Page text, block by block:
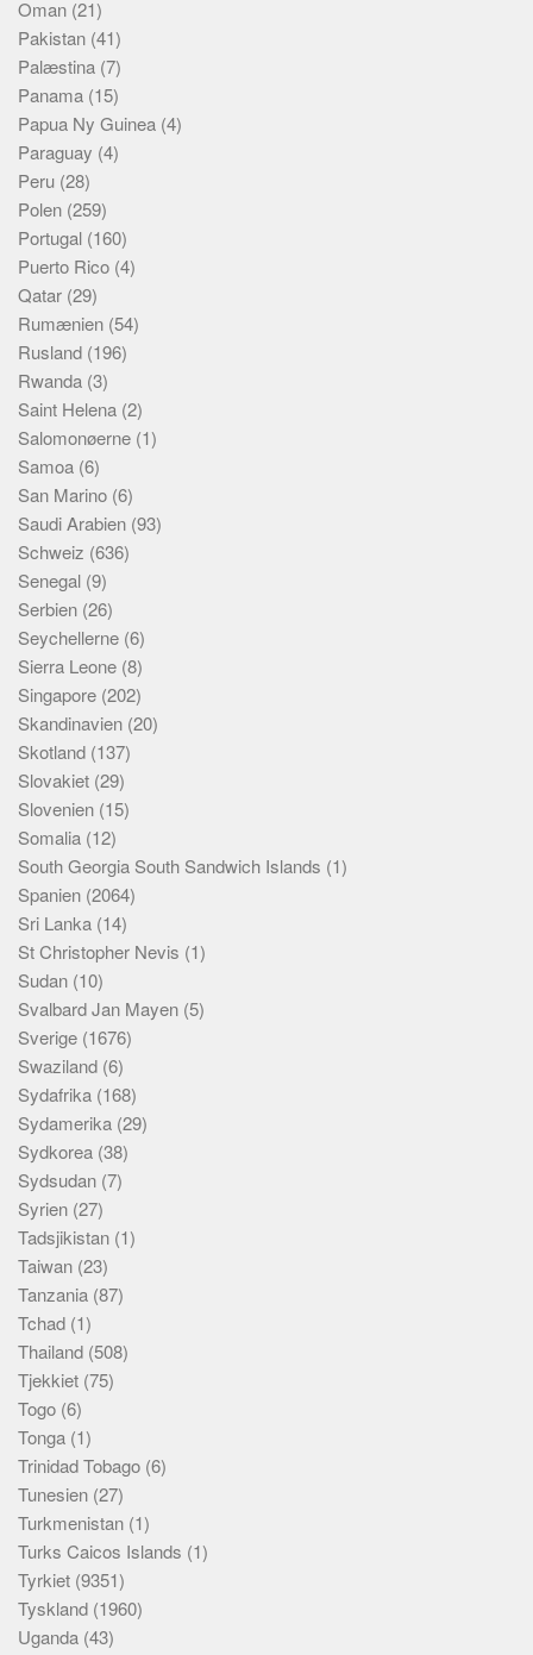
Oman (21)
Pakistan (41)
Palæstina (7)
Panama (15)
Papua Ny Guinea (4)
Paraguay (4)
Peru (28)
Polen (259)
Portugal (160)
Puerto Rico (4)
Qatar (29)
Rumænien (54)
Rusland (196)
Rwanda (3)
Saint Helena (2)
Salomonøerne (1)
Samoa (6)
San Marino (6)
Saudi Arabien (93)
Schweiz (636)
Senegal (9)
Serbien (26)
Seychellerne (6)
Sierra Leone (8)
Singapore (202)
Skandinavien (20)
Skotland (137)
Slovakiet (29)
Slovenien (15)
Somalia (12)
South Georgia South Sandwich Islands (1)
Spanien (2064)
Sri Lanka (14)
St Christopher Nevis (1)
Sudan (10)
Svalbard Jan Mayen (5)
Sverige (1676)
Swaziland (6)
Sydafrika (168)
Sydamerika (29)
Sydkorea (38)
Sydsudan (7)
Syrien (27)
Tadsjikistan (1)
Taiwan (23)
Tanzania (87)
Tchad (1)
Thailand (508)
Tjekkiet (75)
Togo (6)
Tonga (1)
Trinidad Tobago (6)
Tunesien (27)
Turkmenistan (1)
Turks Caicos Islands (1)
Tyrkiet (9351)
Tyskland (1960)
Uganda (43)